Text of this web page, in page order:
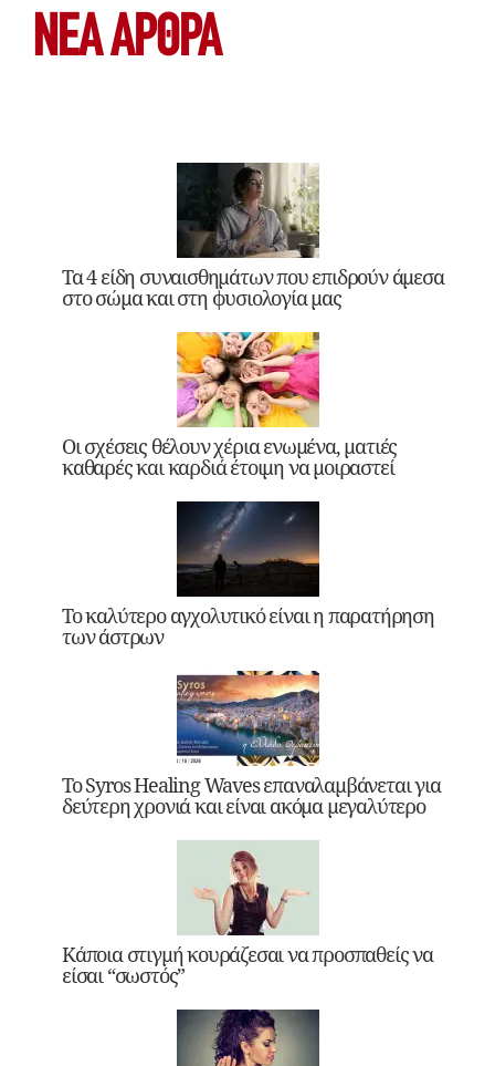
ΝΕΑ ΆΡΘΡΑ
Τα 4 είδη συναισθημάτων που επιδρούν άμεσα
στο σώμα και στη φυσιολογία μας
Οι σχέσεις θέλουν χέρια ενωμένα, ματιές
καθαρές και καρδιά έτοιμη να μοιραστεί
Το καλύτερο αγχολυτικό είναι η παρατήρηση
των άστρων
Το Syros Healing Waves επαναλαμβάνεται για
δεύτερη χρονιά και είναι ακόμα μεγαλύτερο
Κάποια στιγμή κουράζεσαι να προσπαθείς να
είσαι “σωστός”